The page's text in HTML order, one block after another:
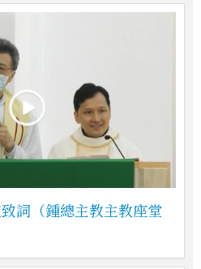
詞（鍾總主教主教座堂